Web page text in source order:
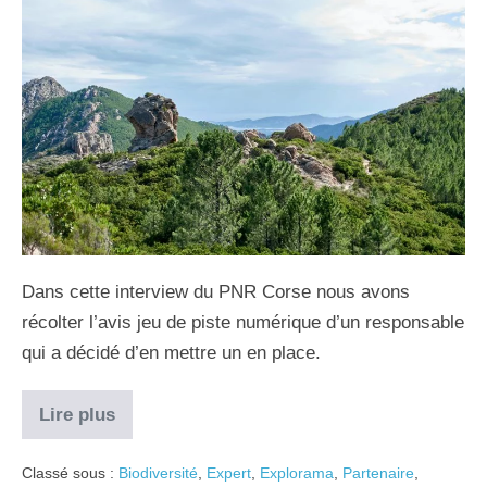
Dans cette interview du PNR Corse nous avons
récolter l’avis jeu de piste numérique d’un responsable
qui a décidé d’en mettre un en place.
Lire plus
Classé sous : Biodiversité Expert Explorama Partenaire